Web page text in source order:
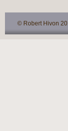
© Robert Hivon